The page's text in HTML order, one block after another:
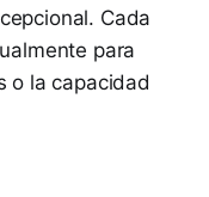
Cada
para
o la capacidad